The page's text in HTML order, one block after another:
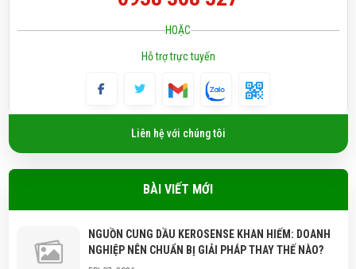
HOẶC
Hỗ trợ trực tuyến
Liên hệ với chúng tôi
BÀI VIẾT MỚI
NGUỒN CUNG DẦU KEROSENSE KHAN HIẾM: DOANH
NGHIỆP NÊN CHUẨN BỊ GIẢI PHÁP THAY THẾ NÀO?